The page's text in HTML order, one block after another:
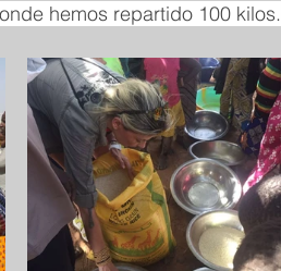
hemos repartido 100 kilos.